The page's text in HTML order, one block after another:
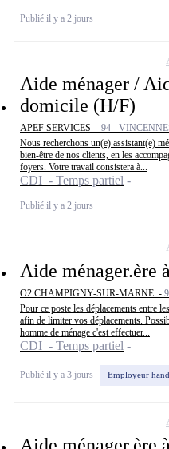
Publié il y a 2 jours
Aide ménager /
domicile (H/F)
APEF SERVICES - 94 -
Nous recherchons un(e) assistant(e)
bien-être de nos clients, en les
foyers. Votre travail consistera à...
CDI - Temps partiel
Publié il y a 2 jours
Aide ménager.ère
O2 CHAMPIGNY-SUR-MARNE -
Pour ce poste les déplacements entre
afin de limiter vos déplacements.
homme de ménage c'est effectuer...
CDI - Temps partiel
Publié il y a 3 jours Employeur
Aide ménager.ère